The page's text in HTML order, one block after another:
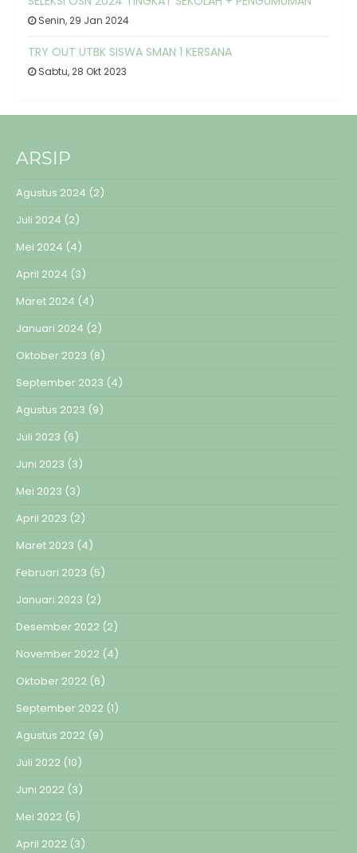
Senin, 29 Jan 2024
TRY OUT UTBK SISWA SMAN 1 KERSANA
Sabtu, 28 Okt 2023
ARSIP
Agustus 2024 (2)
Juli 2024 (2)
Mei 2024 (4)
April 2024 (3)
Maret 2024 (4)
Januari 2024 (2)
Oktober 2023 (8)
September 2023 (4)
Agustus 2023 (9)
Juli 2023 (6)
Juni 2023 (3)
Mei 2023 (3)
April 2023 (2)
Maret 2023 (4)
Februari 2023 (5)
Januari 2023 (2)
Desember 2022 (2)
November 2022 (4)
Oktober 2022 (6)
September 2022 (1)
Agustus 2022 (9)
Juli 2022 (10)
Juni 2022 (3)
Mei 2022 (5)
April 2022 (3)